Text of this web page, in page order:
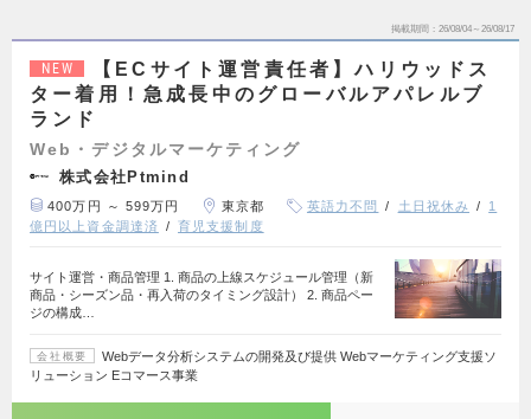
掲載期間 26/08/04～26/08/17
NEW
【ECサイト運営責任者】ハリウッドス
ター着用！急成長中のグローバルアパレルブ
ランド
Web・デジタルマーケティング
株式会社Ptmind
400万円 ～ 599万円 東京都 英語力不問 土日祝休み
1
億円以上資金調達済
育児支援制度
サイト運営・商品管理 1. 商品の上線スケジュール管理（新
商品・シーズン品・再入荷のタイミング設計） 2. 商品ペー
ジの構成…
会社概要
Webデータ分析システムの開発及び提供 Webマーケティング支援ソ
リューション Eコマース事業